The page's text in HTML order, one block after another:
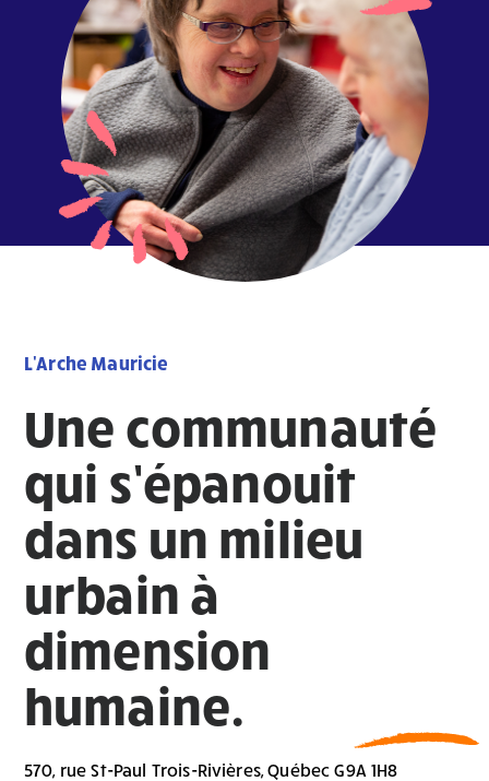
L'Arche Mauricie
Une communauté
qui s’épanouit
dans un milieu
urbain à
dimension
humaine.
570, rue St-Paul Trois-Rivières, Québec G9A 1H8